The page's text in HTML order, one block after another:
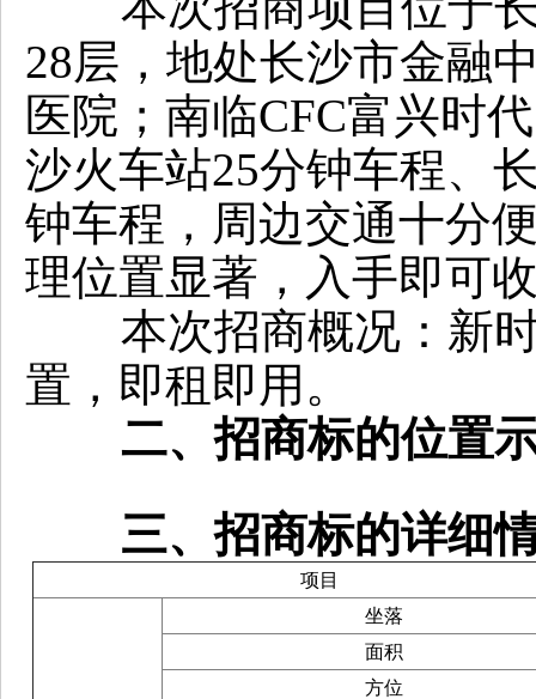
28层，地处长沙市金融
医院；南临CFC富兴时
沙火车站25分钟车程、
钟车程，周边交通十分
理位置显著，入手即可
本次招商概况：新时
置，即租即用。
二、招商标的位置
三、招商标的详细
项目
坐落
面积
方位